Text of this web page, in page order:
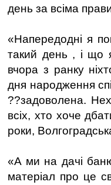
день за всіма
«Напередодні я
такий день , і що
вчора з ранку
дня народження
??задоволена.
всіх, хто хоче
роки,
«А ми на дачі
матеріал про це